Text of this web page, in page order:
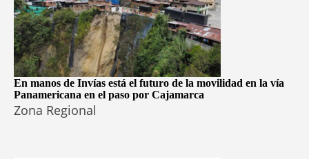
En manos de Invías está el futuro de la movilidad en la vía
Panamericana en el paso por Cajamarca
Zona Regional